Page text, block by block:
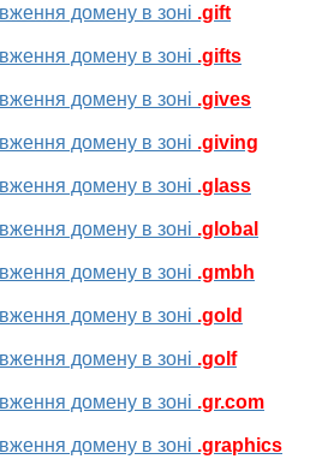
домену в зоні .gift
домену в зоні .gifts
домену в зоні .gives
домену в зоні .giving
домену в зоні .glass
домену в зоні .global
домену в зоні .gmbh
домену в зоні .gold
домену в зоні .golf
домену в зоні .gr.com
домену в зоні .graphics